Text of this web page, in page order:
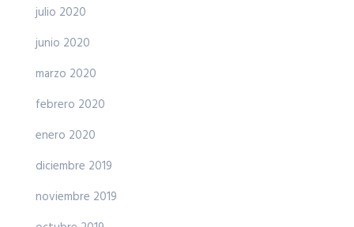
julio 2020
junio 2020
marzo 2020
febrero 2020
enero 2020
diciembre 2019
noviembre 2019